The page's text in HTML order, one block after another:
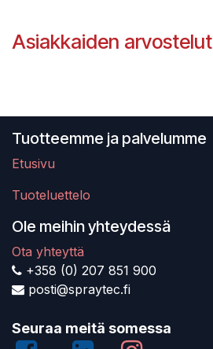
Asiakkaiden arvostelut
Tuotteemme ja palvelumme
Etusivu
Tuoteluettelo
Ole meihin yhteydessä
Ota yhteyttä
+358 (0) 207 851 900
posti@spraytec.fi
Seuraa meitä somessa